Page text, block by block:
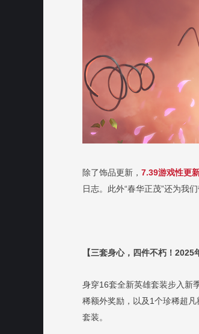
除了饰品更新， 7.39游戏性更
日志。此外“春华正茂”还为我
【三套身心，四件不朽！2025
身穿16套全新英雄套装步入新
稀额外奖励，以及1个珍稀超
套装。